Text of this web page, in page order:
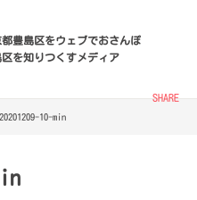
都豊島区をウェブでおさんぽ
区を知りつくすメディア
10-min
SHARE